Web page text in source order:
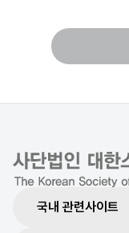
국내 관련사이트